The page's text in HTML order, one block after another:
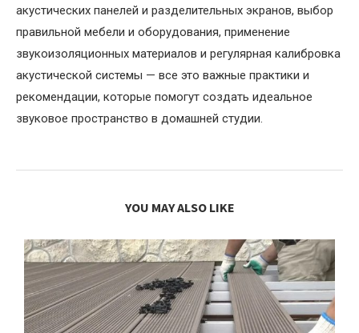
акустических панелей и разделительных экранов, выбор
правильной мебели и оборудования, применение
звукоизоляционных материалов и регулярная калибровка
акустической системы — все это важные практики и
рекомендации, которые помогут создать идеальное
звуковое пространство в домашней студии.
YOU MAY ALSO LIKE